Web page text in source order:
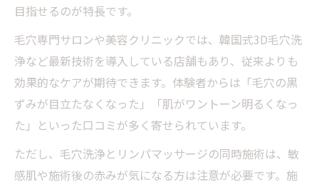
目指せるのが特長です。
毛穴専門サロンや美容クリニックでは、韓国式3D毛穴洗
浄など最新技術を導入している店舗もあり、従来よりも
効果的なケアが期待できます。体験者からは「毛穴の黒
ずみが目立たなくなった」「肌がワントーン明るくなっ
た」といった口コミが多く寄せられています。
ただし、毛穴洗浄とリンパマッサージの同時施術は、敏
感肌や施術後の赤みが気になる方は注意が必要です。施